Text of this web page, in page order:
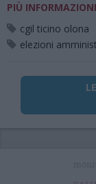
PIÙ
cgil ticino olona
elezioni